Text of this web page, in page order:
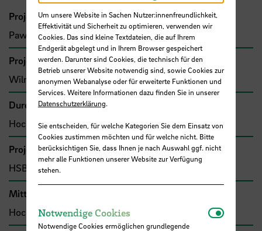
Projektleitung
Pawlik, Thomas, Prof. Dr.
Projektbeteiligte
Wilmsmeier, Gordon, Prof. Dr.
Durchführende Organisation
Hochschule Bremen, Fakultät 1
Projekttyp
HSB-intern gefördertes Projekt
Mittel- bzw. Auftragsgeber
Hochschule Bremen, F&E-Fonds
Um unsere Website in Sachen Nutzer:innenfreundlichkeit,
Effektivität und Sicherheit zu optimieren, verwenden wir
Cookies. Das sind kleine Textdateien, die auf Ihrem
Endgerät abgelegt und in Ihrem Browser gespeichert
werden. Darunter sind Cookies, die technisch für den
Betrieb unserer Website notwendig sind, sowie Cookies zur
anonymen Webanalyse oder für erweiterte Funktionen und
Services. Weitere Informationen dazu finden Sie in unserer
Datenschutzerklärung.
Sie entscheiden, für welche Kategorien Sie dem Einsatz von
Cookies zustimmen möchten und für welche nicht. Bitte
berücksichtigen Sie, dass Ihnen je nach Auswahl ggf. nicht
mehr alle Funktionen unserer Website zur Verfügung
stehen.
Notwendige Cookies
Notwendige Cookies ermöglichen grundlegende